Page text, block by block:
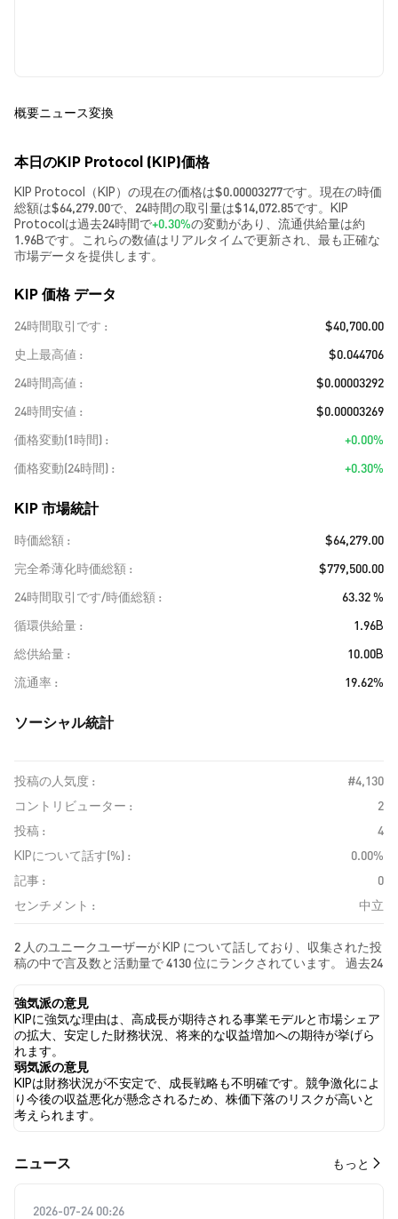
概要ニュース変換
本日のKIP Protocol (KIP)価格
KIP Protocol（KIP）の現在の価格は$0.00003277です。現在の時価
総額は$64,279.00で、24時間の取引量は$14,072.85です。KIP
Protocolは過去24時間で+0.30%の変動があり、流通供給量は約
1.96Bです。これらの数値はリアルタイムで更新され、最も正確な
市場データを提供します。
KIP 価格 データ
24時間取引です
$40,700.00
史上最高値
$0.044706
24時間高値
$0.00003292
24時間安値
$0.00003269
価格変動(1時間)
+0.00%
価格変動(24時間)
+0.30%
KIP 市場統計
時価総額
$64,279.00
完全希薄化時価総額
$779,500.00
24時間取引です/時価総額
63.32 %
循環供給量
1.96B
総供給量
10.00B
流通率
19.62%
ソーシャル統計
投稿の人気度 :
#4,130
コントリビューター :
2
投稿 :
4
KIPについて話す(%) :
0.00%
記事 :
0
センチメント :
中立
2 人のユニークユーザーが KIP について話しており、収集された投
稿の中で言及数と活動量で 4130 位にランクされています。 過去24
立 でした。 最後に、KIP に関するニュース記事が 0 件公開されま
した。 Twitterでは、0.00% のツイートが強気の感情を示し、
0.00% のツイートが弱気の感情を示しました。 100.00% のツイー
トは KIP に対して中立的でした。 これらの感情分析は 1 件のツイ
ートに基づいています。
強気派の意見
KIPに強気な理由は、高成長が期待される事業モデルと市場シェア
の拡大、安定した財務状況、将来的な収益増加への期待が挙げら
れます。
弱気派の意見
KIPは財務状況が不安定で、成長戦略も不明確です。競争激化によ
り今後の収益悪化が懸念されるため、株価下落のリスクが高いと
考えられます。
​​ニュース​​ もっと
2026-07-24 00:26